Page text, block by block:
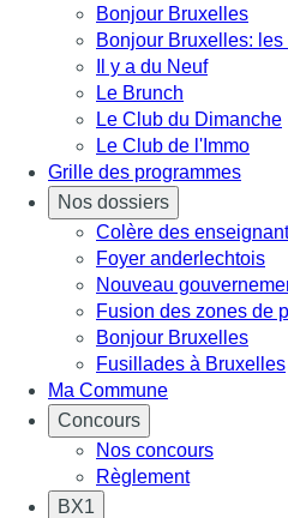
Bonjour Bruxelles
Bonjour Bruxelles:
Il y a du Neuf
Le Brunch
Le Club du Dimanche
Le Club de l'Immo
Grille des programmes
Nos dossiers
Colère des
Foyer anderlechtois
Nouveau
Fusion des zones de
Bonjour Bruxelles
Fusillades à Bruxelles
Ma Commune
Concours
Nos concours
Règlement
BX1